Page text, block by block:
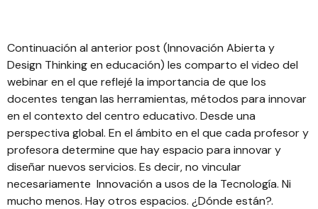
Continuación al anterior post (Innovación Abierta y
Design Thinking en educación) les comparto el video del
webinar en el que reflejé la importancia de que los
docentes tengan las herramientas, métodos para innovar
en el contexto del centro educativo. Desde una
perspectiva global. En el ámbito en el que cada profesor y
profesora determine que hay espacio para innovar y
diseñar nuevos servicios. Es decir, no vincular
necesariamente Innovación a usos de la Tecnología. Ni
mucho menos. Hay otros espacios. ¿Dónde están?.